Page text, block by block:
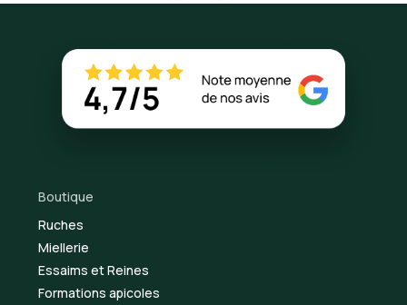
Boutique
Ruches
Miellerie
Essaims et Reines
Formations apicoles